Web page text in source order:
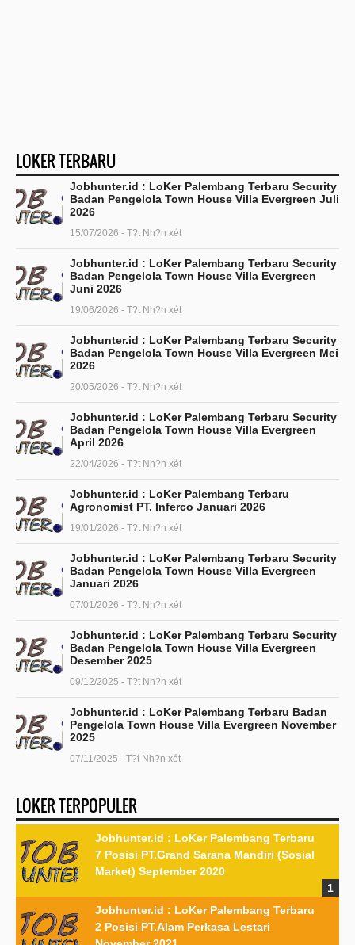
LOKER TERBARU
Jobhunter.id : LoKer Palembang Terbaru Security
Badan Pengelola Town House Villa Evergreen Juli
2026
15/07/2026 - T?t Nh?n xét
Jobhunter.id : LoKer Palembang Terbaru Security
Badan Pengelola Town House Villa Evergreen
Juni 2026
19/06/2026 - T?t Nh?n xét
Jobhunter.id : LoKer Palembang Terbaru Security
Badan Pengelola Town House Villa Evergreen Mei
2026
20/05/2026 - T?t Nh?n xét
Jobhunter.id : LoKer Palembang Terbaru Security
Badan Pengelola Town House Villa Evergreen
April 2026
22/04/2026 - T?t Nh?n xét
Jobhunter.id : LoKer Palembang Terbaru
Agronomist PT. Inferco Januari 2026
19/01/2026 - T?t Nh?n xét
Jobhunter.id : LoKer Palembang Terbaru Security
Badan Pengelola Town House Villa Evergreen
Januari 2026
07/01/2026 - T?t Nh?n xét
Jobhunter.id : LoKer Palembang Terbaru Security
Badan Pengelola Town House Villa Evergreen
Desember 2025
09/12/2025 - T?t Nh?n xét
Jobhunter.id : LoKer Palembang Terbaru Badan
Pengelola Town House Villa Evergreen November
2025
07/11/2025 - T?t Nh?n xét
LOKER TERPOPULER
Jobhunter.id : LoKer Palembang Terbaru
7 Posisi PT.Grand Sarana Mandiri (Sosial
Market) September 2020
Jobhunter.id : LoKer Palembang Terbaru
2 Posisi PT.Alam Perkasa Lestari